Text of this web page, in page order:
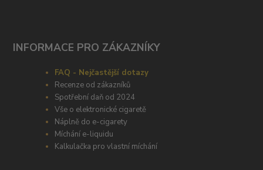
INFORMACE PRO ZÁKAZNÍKY
FAQ - Nejčastější dotazy
Recenze od zákazníků
Spotřební daň od 2024
Vše o elektronické cigaretě
Náplně do e-cigarety
Míchání e-liquidu
Kalkulačka pro vlastní míchání